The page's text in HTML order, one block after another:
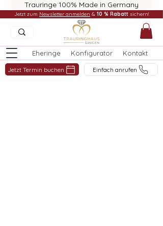
Trauringe 100% Made in Germany
Eheringe Konfigurator Kontakt
Jetzt Termin buchen Einfach anrufen
Jetzt zum Newsletter anmelden & 10 % Rabatt sichern!